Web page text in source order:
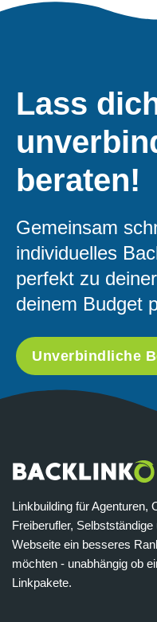
Lass
beraten!
Gemeinsam
individuelles
perfekt zu
deinem Budget
Unverbindliche
Linkbuilding für Agenturen,
Freiberufler,
Webseite ein besseres
möchten - unabhängig ob
Linkpakete.